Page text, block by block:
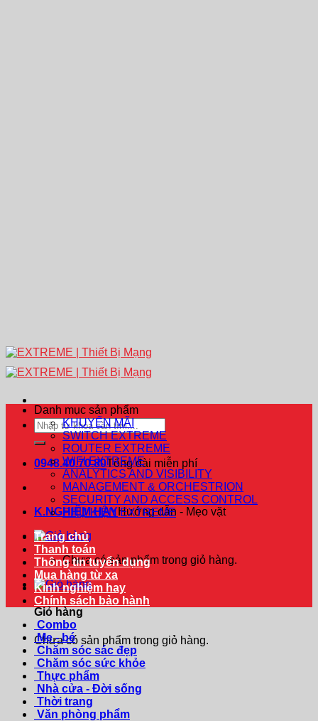
Tìm
kiếm:
0948.40.70.80Tổng đài miễn phí
K.NGHIỆM HAYHướng dẫn - Mẹo vặt
Chưa có sản phẩm trong giỏ hàng.
Giỏ hàng
Chưa có sản phẩm trong giỏ hàng.
Danh mục sản phẩm
KHUYẾN MÃI
SWITCH EXTREME
ROUTER EXTREME
WIFI EXTREME
ANALYTICS AND VISIBILITY
MANAGEMENT & ORCHESTRION
SECURITY AND ACCESS CONTROL
PHỤ KIỆN EXTREME
Trang chủ
Thanh toán
Thông tin tuyển dụng
Mua hàng từ xa
Kinh nghiệm hay
Chính sách bảo hành
Combo
Mẹ - bé
Chăm sóc sác đẹp
Chăm sóc sức khỏe
Thực phẩm
Nhà cửa - Đời sống
Thời trang
Văn phòng phẩm